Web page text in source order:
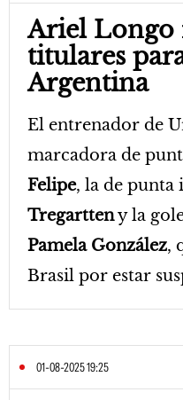
Ariel Longo
titulares
Argentina
El entrenador de
marcadora de
Felipe, la de punta
Tregartteny la
Pamela González,
Brasil por estar
01-08-2025 19:25